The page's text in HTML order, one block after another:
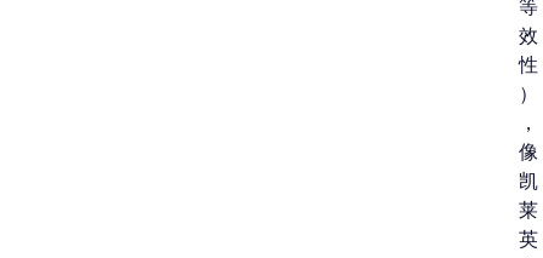
等
效
性
）
，
像
凯
莱
英